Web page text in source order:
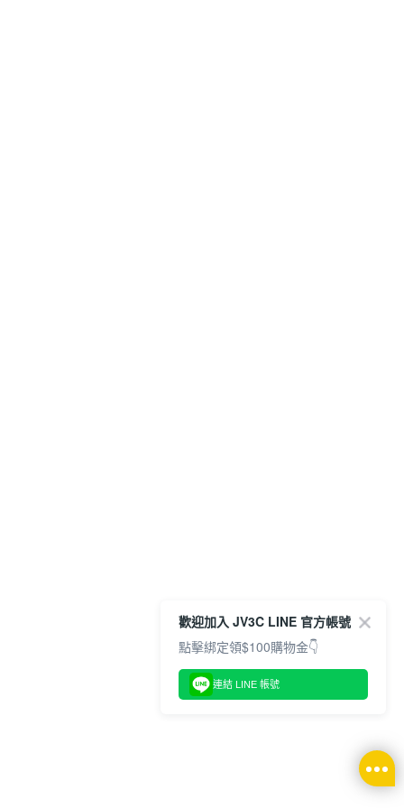
歡迎加入 JV3C LINE 官方帳號
點擊綁定領$100購物金👇
連結 LINE 帳號